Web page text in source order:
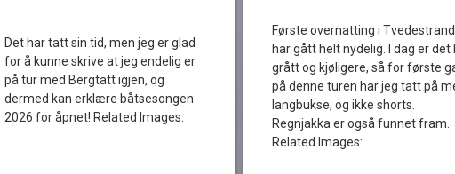
Det har tatt sin tid, men jeg er glad
for å kunne skrive at jeg endelig er
på tur med Bergtatt igjen, og
dermed kan erklære båtsesongen
2026 for åpnet! Related Images:
Første overnatting i Tvedestrand
har gått helt nydelig. I dag er det
grått og kjøligere, så for første
på denne turen har jeg tatt på
langbukse, og ikke shorts.
Regnjakka er også funnet fram.
Related Images: